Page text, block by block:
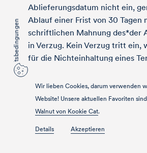
AGB – Allgemeine Geschäfts­bedingungen
Ablieferungsdatum nicht ein,
Ablauf einer Frist von 30 Tagen
schriftlichen Mahnung des*der
in Verzug. Kein Verzug tritt ein,
für die Nichteinhaltung eines
Ein Rücktritt des*der
möglich, wenn der*die
ein Verschulden trägt.
11.2. Abnahme
Wir lieben Cookies, darum verwenden
Website! Unsere aktuellen Favoriten
Walnut von Kookie Cat.
Details Akzeptieren